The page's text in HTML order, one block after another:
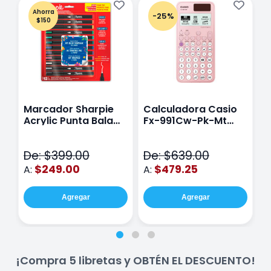
Ahorra
$150
Marcador Sharpie
Acrylic Punta Bala
De: $399.00
A: $249.00
Agregar
-25%
Calculadora Casio
Fx-991Cw-Pk-Mt
De: $639.00
A: $479.25
Agregar
¡Compra 5 libretas y OBTÉN EL DESCUENTO!